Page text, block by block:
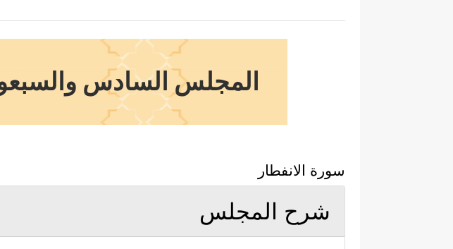
المجلس السادس والسبعون
سورة الانفطار
شرح المجلس